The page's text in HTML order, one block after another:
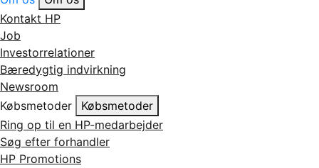
Kontakt HP
Job
Investorrelationer
Bæredygtig indvirkning
Newsroom
Købsmetoder
Købsmetoder
Ring op til en HP-medarbejder
Søg efter forhandler
HP Promotions